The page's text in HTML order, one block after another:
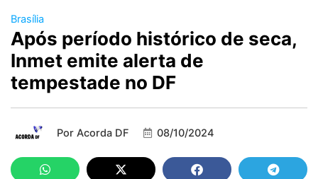
Brasília
Após período histórico de seca,
Inmet emite alerta de
tempestade no DF
Por Acorda DF 08/10/2024